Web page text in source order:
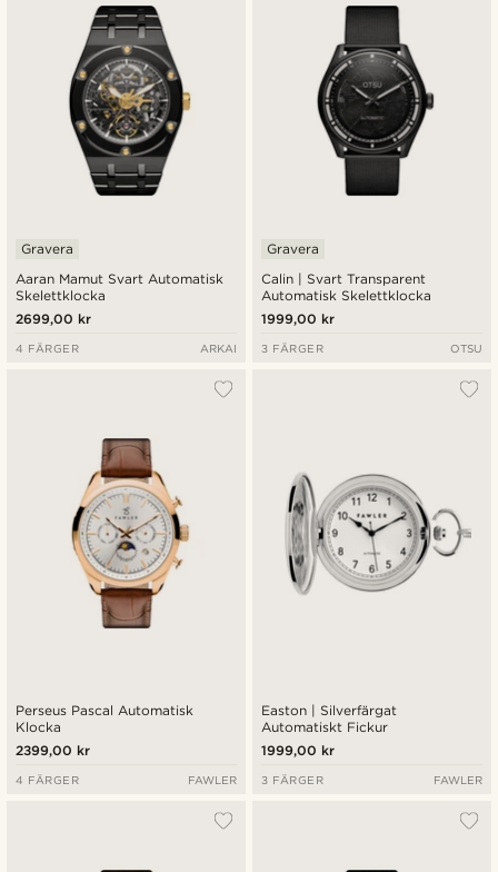
Aaran Mamut Svart Automatisk
Skelettklocka
Gravera
2699,00 kr
4 FÄRGER ARKAI
Calin | Svart Transparent
Automatisk Skelettklocka
Gravera
1999,00 kr
3 FÄRGER OTSU
Perseus Pascal Automatisk
Klocka
2399,00 kr
4 FÄRGER FAWLER
Easton | Silverfärgat
Automatiskt Fickur
1999,00 kr
3 FÄRGER FAWLER